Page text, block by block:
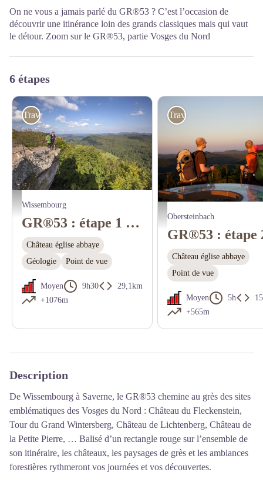
On ne vous a jamais parlé du GR®53 ? C’est l’occasion de
découvrir une itinérance loin des grands classiques mais qui vaut
le détour. Zoom sur le GR®53, partie Vosges du Nord
6 étapes
Château du Lowenstein - T. Bichler
Traversée du massif des Vosges
Wissembourg
GR®53 : étape 1 de Wissembourg à Obersteinbach
Château église abbaye
Géologie
Point de vue
Moyen 9h30
29,1km
+1076m
M. Anglada
Traversée du massif des
Obersteinbach
Château église abbaye
Point de vue
Moyen 5h
+565m
Description
De Wissembourg à Saverne, le GR®53 chemine au grès des sites
emblématiques des Vosges du Nord : Château du Fleckenstein,
Tour du Grand Wintersberg, Château de Lichtenberg, Château de
la Petite Pierre, … Balisé d’un rectangle rouge sur l’ensemble de
son itinéraire, les châteaux, les paysages de grès et les ambiances
forestières rythmeront vos journées et vos découvertes.